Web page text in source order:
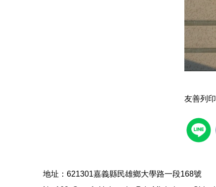
友善列印
地址：621301嘉義縣民雄鄉大學路一段168號